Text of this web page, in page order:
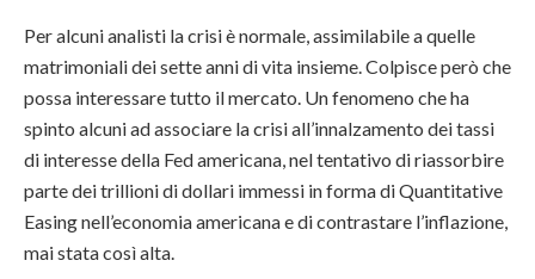
Per alcuni analisti la crisi è normale, assimilabile a quelle
matrimoniali dei sette anni di vita insieme. Colpisce però che
possa interessare tutto il mercato. Un fenomeno che ha
spinto alcuni ad associare la crisi all’innalzamento dei tassi
di interesse della Fed americana, nel tentativo di riassorbire
parte dei trillioni di dollari immessi in forma di Quantitative
Easing nell’economia americana e di contrastare l’inflazione,
mai stata così alta.